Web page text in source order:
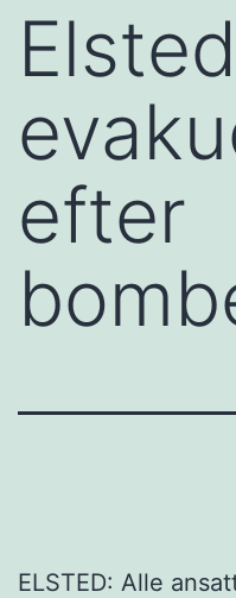
efter
ELSTED: Alle